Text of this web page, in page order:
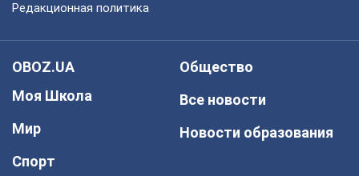
Редакционная политика
OBOZ.UA
Моя Школа
Мир
Спорт
Общество
Все новости
Новости образования